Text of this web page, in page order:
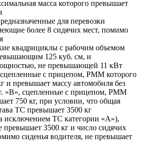
масса которого превышает
для перевозки
более 8 сидячих мест, помимо
квадрициклы с рабочим объемом
125 куб. см, и
не превышающей 11 кВт
с прицепом, РММ которого
и превышает массу автомобиля без
»В», сцепленные с прицепом, РММ
750 кг, при условии, что общая
ТС превышает 3500 кг
исключением ТС категории «A»),
3500 кг и число сидячих
сиденья водителя, не превышает